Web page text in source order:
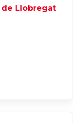
de Llobregat